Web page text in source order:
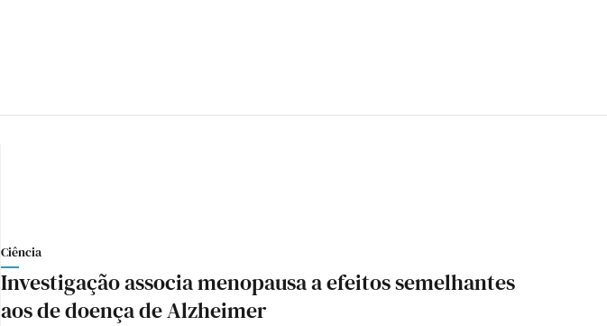
Ciência
Investigação associa menopausa a efeitos semelhantes
aos de doença de Alzheimer